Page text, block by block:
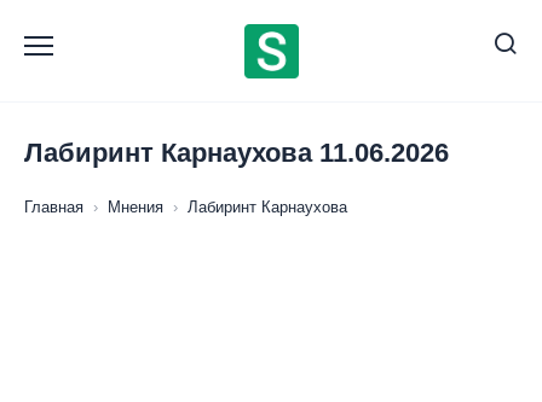
содержанию
Лабиринт Карнаухова 11.06.2026
Главная › Мнения › Лабиринт Карнаухова